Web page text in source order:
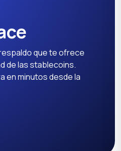
que te ofrece
de las stablecoins.
en minutos desde la